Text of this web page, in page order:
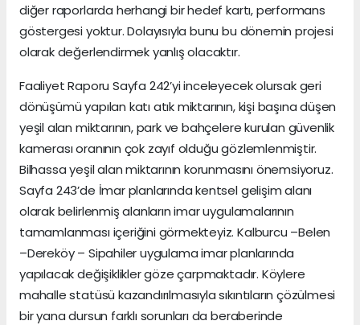
diğer raporlarda herhangi bir hedef kartı, performans
göstergesi yoktur. Dolayısıyla bunu bu dönemin projesi
olarak değerlendirmek yanlış olacaktır.
Faaliyet Raporu Sayfa 242’yi inceleyecek olursak geri
dönüşümü yapılan katı atık miktarının, kişi başına düşen
yeşil alan miktarının, park ve bahçelere kurulan güvenlik
kamerası oranının çok zayıf olduğu gözlemlenmiştir.
Bilhassa yeşil alan miktarının korunmasını önemsiyoruz.
Sayfa 243’de İmar planlarında kentsel gelişim alanı
olarak belirlenmiş alanların imar uygulamalarının
tamamlanması içeriğini görmekteyiz. Kalburcu –Belen
–Dereköy – Sipahiler uygulama imar planlarında
yapılacak değişiklikler göze çarpmaktadır. Köylere
mahalle statüsü kazandırılmasıyla sıkıntıların çözülmesi
bir yana dursun farklı sorunları da beraberinde